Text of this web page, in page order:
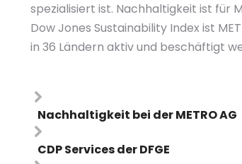
spezialisiert ist. Nachhaltigkeit ist für
Dow Jones Sustainability Index ist
in 36 Ländern aktiv und beschäftigt
Nachhaltigkeit bei der METRO AG
CDP Services der DFGE